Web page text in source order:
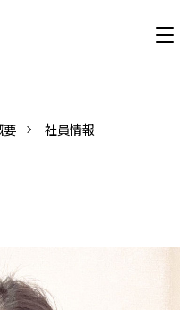
要
社員情報